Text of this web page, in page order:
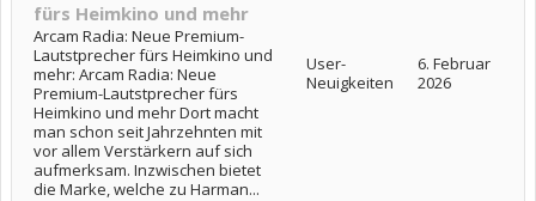
fürs Heimkino und mehr
Arcam Radia: Neue Premium-
Lautstprecher fürs Heimkino und
mehr: Arcam Radia: Neue
Premium-Lautstprecher fürs
Heimkino und mehr Dort macht
man schon seit Jahrzehnten mit
vor allem Verstärkern auf sich
aufmerksam. Inzwischen bietet
die Marke, welche zu Harman...
User-
Neuigkeiten
6. Februar
2026